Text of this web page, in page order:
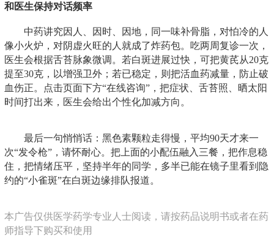
和医生保持对话频率
中药讲究因人、因时、因地，同一味补骨脂，对怕冷的人
像小火炉，对阴虚火旺的人就成了炸药包。吃两周复诊一次，
医生会根据舌苔脉象微调。若白斑进展过快，可把黄芪从20克
提至30克，以增强卫外；若已稳定，则把活血药减量，防止破
血伤正。点击页面下方“在线咨询”，把症状、舌苔照、晒太阳
时间打出来，医生会给出个性化加减方向。
最后一句悄悄话：黑色素颗粒走得慢，平均90天才来一
次“发令枪”，请怀耐心。把上面的小配伍融入三餐，把作息稳
住，把情绪压平，坚持半年的同学，多半已能在镜子里看到隐
约的“小雀斑”在白斑边缘排队报道。
本广告仅供医学药学专业人士阅读，请按药品说明书或者在药
师指导下购买和使用